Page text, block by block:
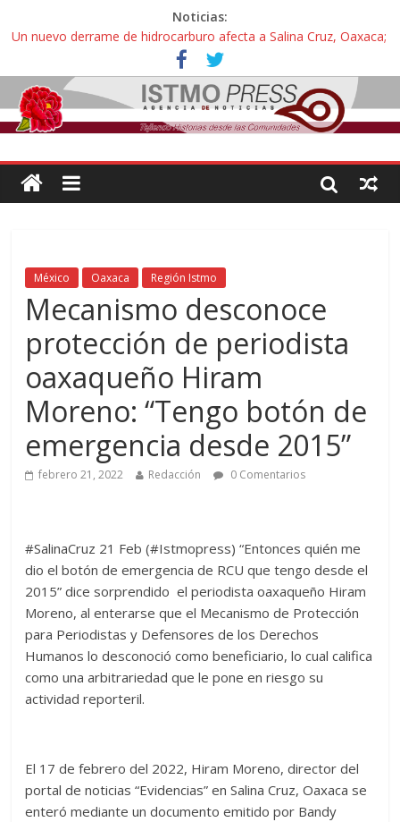
Noticias:
Un nuevo derrame de hidrocarburo afecta a Salina Cruz, Oaxaca;
ahora pescadores de Salinas del Marqués denuncian daños de
Pemex
Ángel, el joven autista expulsado por la Universidad Bienestar de
Ixtepec, Oaxaca vuelve a las aulas tras amparo
Familiares de periodista Alejandro Leyva se reúnen con titular de
intelectuales de su asesinato
Alertan pescadores de Juchitán, Oaxaca de nuevo despojo de su
México Oaxaca Región Istmo
Mecanismo desconoce
protección de periodista
oaxaqueño Hiram
Moreno: “Tengo botón de
emergencia desde 2015”
febrero 21, 2022 Redacción 0 Comentarios
#SalinaCruz 21 Feb (#Istmopress) “Entonces quién me
dio el botón de emergencia de RCU que tengo desde el
2015” dice sorprendido el periodista oaxaqueño Hiram
Moreno, al enterarse que el Mecanismo de Protección
para Periodistas y Defensores de los Derechos
Humanos lo desconoció como beneficiario, lo cual califica
como una arbitrariedad que le pone en riesgo su
actividad reporteril.
El 17 de febrero del 2022, Hiram Moreno, director del
portal de noticias “Evidencias” en Salina Cruz, Oaxaca se
enteró mediante un documento emitido por Bandy